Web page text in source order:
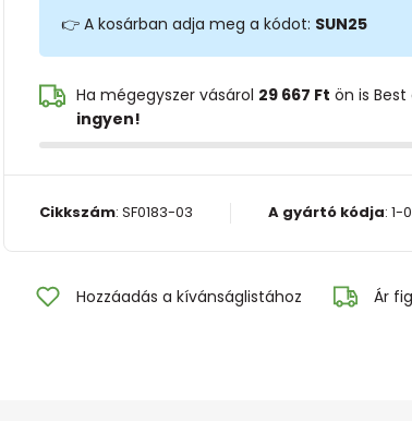
👉 A kosárban adja meg a kódot: SUN25
Ha mégegyszer vásárol 29 667 Ft ön is
ingyen!
Cikkszám: SF0183-03 A gyártó kódja: 1-
Hozzáadás a kívánságlistához Ár